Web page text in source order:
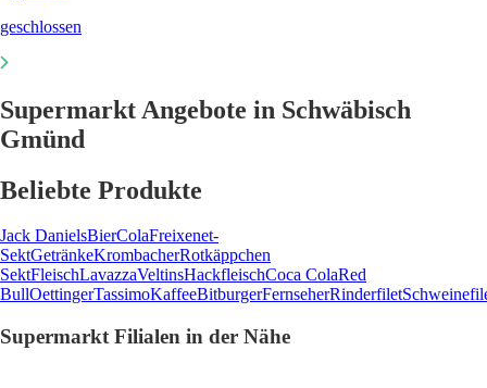
geschlossen
Supermarkt Angebote in Schwäbisch
Gmünd
Beliebte Produkte
Jack DanielsBierColaFreixenet-
SektGetränkeKrombacherRotkäppchen
SektFleischLavazzaVeltinsHackfleischCoca ColaRed
BullOettingerTassimoKaffeeBitburgerFernseherRinderfilet
Supermarkt Filialen in der Nähe